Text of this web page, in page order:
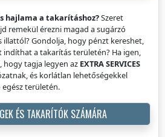
hajlama a takarításhoz?Szeret
remekül érezni magad a sugárzó
illattól? Gondolja, hogy pénzt kereshet,
indíthat a takarítás területén? Ha igen,
hogy tagja legyen az EXTRA SERVICES
és korlátlan lehetőségekkel
egész területén.
ÉS TAKARÍTÓK SZÁMÁRA